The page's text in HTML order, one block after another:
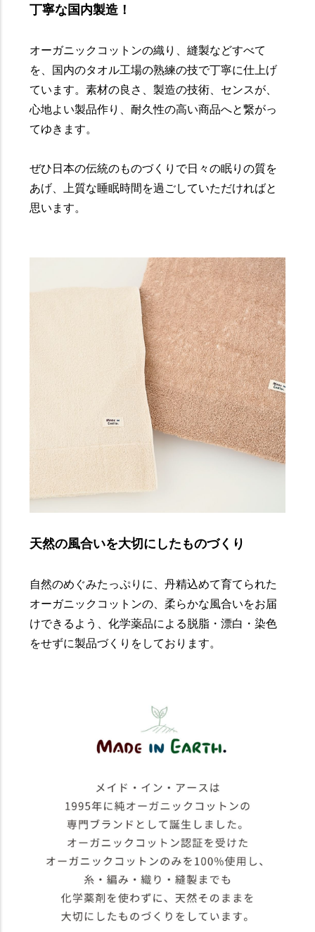
丁寧な国内製造！
オーガニックコットンの織り、縫製などすべて
を、国内のタオル工場の熟練の技で丁寧に仕上げ
ています。素材の良さ、製造の技術、センスが、
心地よい製品作り、耐久性の高い商品へと繋がっ
てゆきます。
ぜひ日本の伝統のものづくりで日々の眠りの質を
あげ、上質な睡眠時間を過ごしていただければと
思います。
天然の風合いを大切にしたものづくり
自然のめぐみたっぷりに、丹精込めて育てられた
オーガニックコットンの、柔らかな風合いをお届
けできるよう、化学薬品による脱脂・漂白・染色
をせずに製品づくりをしております。